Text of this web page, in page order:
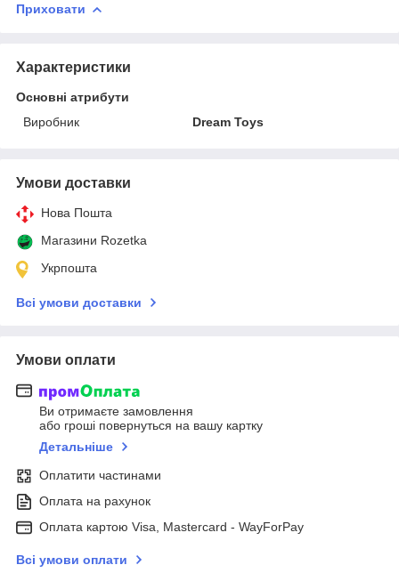
Приховати
Характеристики
Основні атрибути
Виробник
Dream Toys
Умови доставки
Нова Пошта
Магазини Rozetka
Укрпошта
Всі умови доставки
Умови оплати
Ви отримаєте замовлення
або гроші повернуться на вашу картку
Детальніше
Оплатити частинами
Оплата на рахунок
Оплата картою Visa, Mastercard - WayForPay
Всі умови оплати